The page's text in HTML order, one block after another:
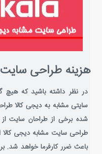
هزینه طراحی
در نظر داشته باشید که هیچ
سایتی مشابه به دیجی کالا
شده برخی از طراحان سایت
طراحی سایت مشابه دیجی کالا
باعث ضرر کارفرما خواهد شد.